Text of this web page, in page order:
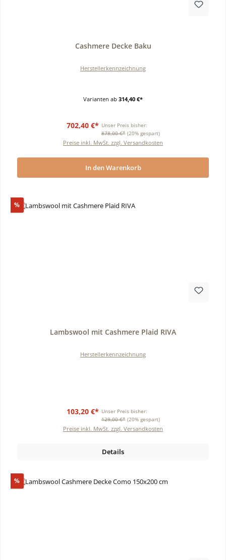
Cashmere Decke Baku
Herstellerkennzeichnung
Varianten ab 314,40 €*
702,40 €* Unser Preis bisher:
878,00 €* (20% gespart)
Preise inkl. MwSt. zzgl. Versandkosten
In den Warenkorb
%Rabatt
Lambswool mit Cashmere Plaid RIVA
Herstellerkennzeichnung
103,20 €* Unser Preis bisher:
129,00 €* (20% gespart)
Preise inkl. MwSt. zzgl. Versandkosten
Details
%Rabatt